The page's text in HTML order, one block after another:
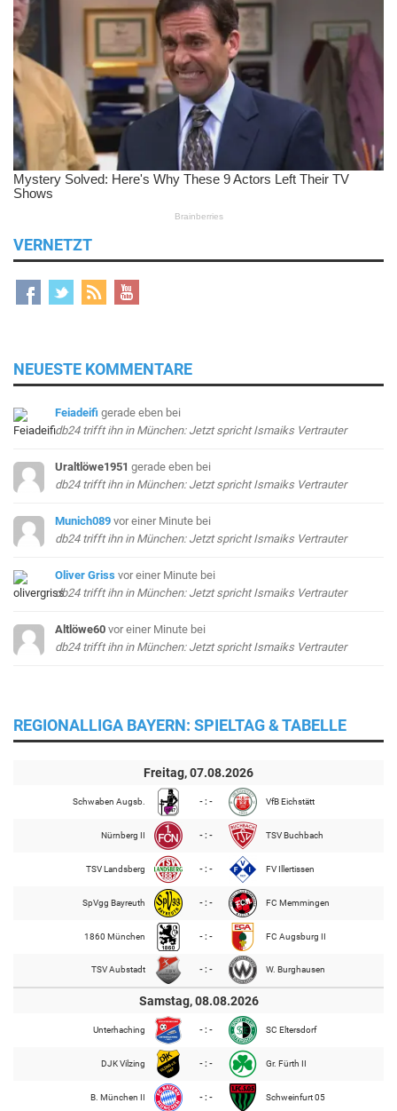
VERNETZT
NEUESTE KOMMENTARE
Feiadeifi gerade eben bei
db24 trifft ihn in München: Jetzt spricht Ismaiks Vertrauter
Uraltlöwe1951 gerade eben bei
db24 trifft ihn in München: Jetzt spricht Ismaiks Vertrauter
Munich089 vor einer Minute bei
db24 trifft ihn in München: Jetzt spricht Ismaiks Vertrauter
Oliver Griss vor einer Minute bei
db24 trifft ihn in München: Jetzt spricht Ismaiks Vertrauter
Altlöwe60 vor einer Minute bei
db24 trifft ihn in München: Jetzt spricht Ismaiks Vertrauter
REGIONALLIGA BAYERN: SPIELTAG & TABELLE
Freitag, 07.08.2026
Schwaben Augsb. - : - VfB Eichstätt
Nürnberg II - : - TSV Buchbach
TSV Landsberg - : - FV Illertissen
SpVgg Bayreuth - : - FC Memmingen
1860 München - : - FC Augsburg II
TSV Aubstadt - : - W. Burghausen
Samstag, 08.08.2026
Unterhaching - : - SC Eltersdorf
DJK Vilzing - : - Gr. Fürth II
B. München II - : - Schweinfurt 05